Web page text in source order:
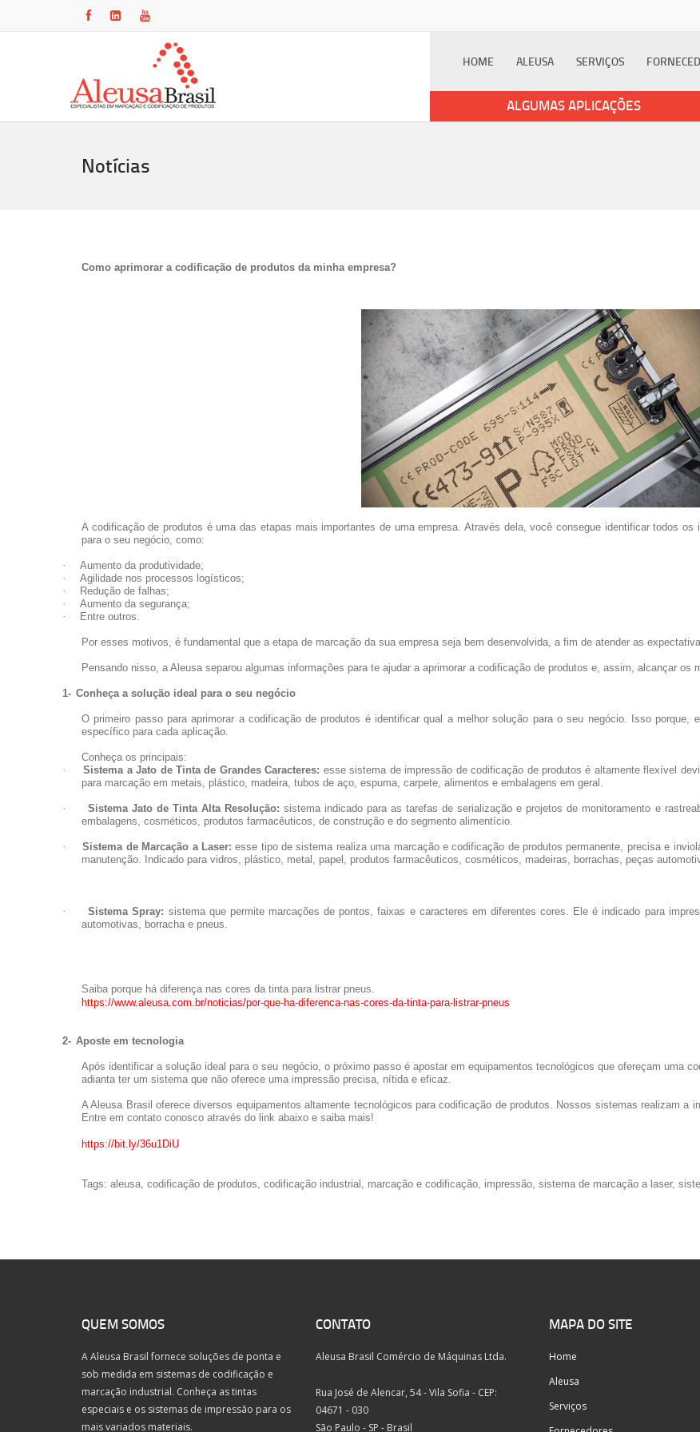
HOME ALEUSA SERVIÇOS
ALGUMAS APLICAÇÕES
Notícias
Como aprimorar a codificação de produtos da minha empresa?
A codificação de produtos é uma das etapas mais importantes de uma empresa. Através dela, você consegue identificar todos
para o seu negócio, como:
·
Aumento da produtividade;
·
Agilidade nos processos logísticos;
·
Redução de falhas;
·
Aumento da segurança;
·
Entre outros.
Por esses motivos, é fundamental que a etapa de marcação da sua empresa seja bem desenvolvida, a fim de atender as
Pensando nisso, a Aleusa separou algumas informações para te ajudar a aprimorar a codificação de produtos e, assim, alcançar os
1- Conheça a solução ideal para o seu negócio
O primeiro passo para aprimorar a codificação de produtos é identificar qual a melhor solução para o seu negócio. Isso
específico para cada aplicação.
Conheça os principais:
·
Sistema a Jato de Tinta de Grandes Caracteres: esse sistema de impressão de codificação de produtos é altamente flexível
para marcação em metais, plástico, madeira, tubos de aço, espuma, carpete, alimentos e embalagens em geral.
· Sistema Jato de Tinta Alta Resolução: sistema indicado para as tarefas de serialização e projetos de monitoramento e
embalagens, cosméticos, produtos farmacêuticos, de construção e do segmento alimentício.
· Sistema de Marcação a Laser: esse tipo de sistema realiza uma marcação e codificação de produtos permanente, precisa e
manutenção. Indicado para vidros, plástico, metal, papel, produtos farmacêuticos, cosméticos, madeiras, borrachas, peças
· Sistema Spray: sistema que permite marcações de pontos, faixas e caracteres em diferentes cores. Ele é indicado para
automotivas, borracha e pneus.
Saiba porque há diferença nas cores da tinta para listrar pneus.
https://www.aleusa.com.br/noticias/por-que-ha-diferenca-nas-cores-da-tinta-para-listrar-pneus
2- Aposte em tecnologia
Após identificar a solução ideal para o seu negócio, o próximo passo é apostar em equipamentos tecnológicos que ofereçam uma
adianta ter um sistema que não oferece uma impressão precisa, nítida e eficaz.
A Aleusa Brasil oferece diversos equipamentos altamente tecnológicos para codificação de produtos. Nossos sistemas realizam a
Entre em contato conosco através do link abaixo e saiba mais!
https://bit.ly/36u1DiU
Tags: aleusa, codificação de produtos, codificação industrial, marcação e codificação, impressão, sistema de marcação a laser,
QUEM SOMOS
A Aleusa Brasil fornece soluções de ponta e
sob medida em sistemas de codificação e
marcação industrial. Conheça as tintas
especiais e os sistemas de impressão para os
mais variados materiais.
CONTATO
Aleusa Brasil Comércio de Máquinas Ltda.
Rua José de Alencar, 54 - Vila Sofia - CEP:
04671 - 030
São Paulo - SP - Brasil
MAPA DO SITE
Home
Aleusa
Serviços